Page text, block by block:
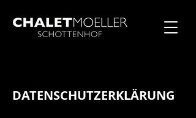
DATENSCHUTZERKLÄRUNG